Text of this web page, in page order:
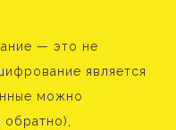
— это не
является
можно